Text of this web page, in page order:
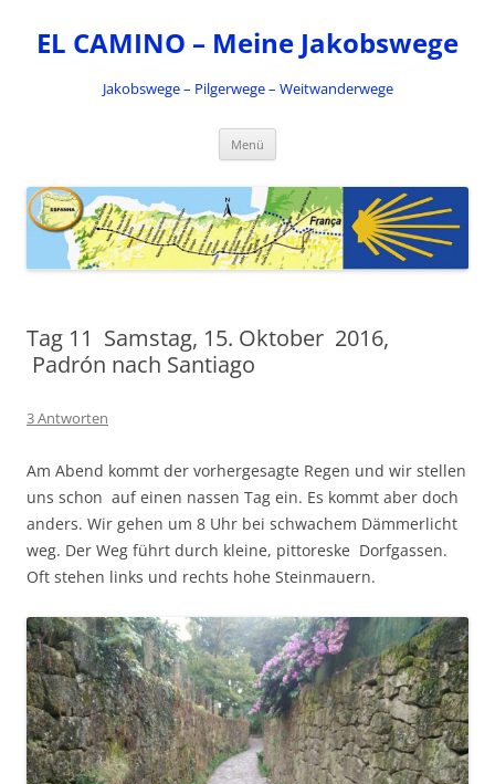
springen
EL CAMINO – Meine Jakobswege
Jakobswege – Pilgerwege – Weitwanderwege
Menü
Tag 11 Samstag, 15. Oktober 2016,
Padrón nach Santiago
3 Antworten
Am Abend kommt der vorhergesagte Regen und wir stellen
uns schon auf einen nassen Tag ein. Es kommt aber doch
anders. Wir gehen um 8 Uhr bei schwachem Dämmerlicht
weg. Der Weg führt durch kleine, pittoreske Dorfgassen.
Oft stehen links und rechts hohe Steinmauern.